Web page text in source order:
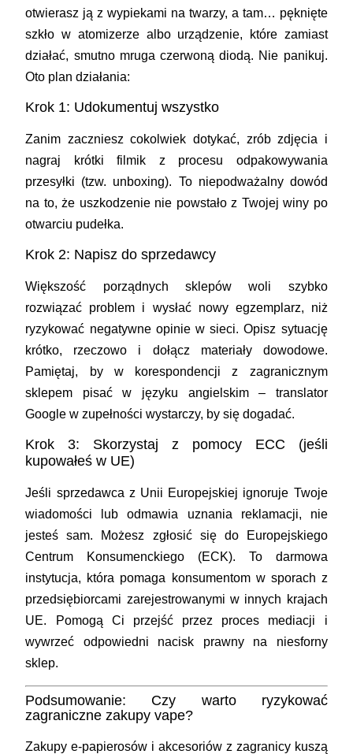
otwierasz ją z wypiekami na twarzy, a tam… pęknięte
szkło w atomizerze albo urządzenie, które zamiast
działać, smutno mruga czerwoną diodą. Nie panikuj.
Oto plan działania:
Krok 1: Udokumentuj wszystko
Zanim zaczniesz cokolwiek dotykać, zrób zdjęcia i
nagraj krótki filmik z procesu odpakowywania
przesyłki (tzw. unboxing). To niepodważalny dowód
na to, że uszkodzenie nie powstało z Twojej winy po
otwarciu pudełka.
Krok 2: Napisz do sprzedawcy
Większość porządnych sklepów woli szybko
rozwiązać problem i wysłać nowy egzemplarz, niż
ryzykować negatywne opinie w sieci. Opisz sytuację
krótko, rzeczowo i dołącz materiały dowodowe.
Pamiętaj, by w korespondencji z zagranicznym
sklepem pisać w języku angielskim – translator
Google w zupełności wystarczy, by się dogadać.
Krok 3: Skorzystaj z pomocy ECC (jeśli
kupowałeś w UE)
Jeśli sprzedawca z Unii Europejskiej ignoruje Twoje
wiadomości lub odmawia uznania reklamacji, nie
jesteś sam. Możesz zgłosić się do
Europejskiego
Centrum Konsumenckiego (ECK). To darmowa
instytucja, która pomaga konsumentom w sporach z
przedsiębiorcami zarejestrowanymi w innych krajach
UE. Pomogą Ci przejść przez proces mediacji i
wywrzeć odpowiedni nacisk prawny na niesforny
sklep.
Podsumowanie: Czy warto ryzykować
zagraniczne zakupy vape?
Zakupy e-papierosów i akcesoriów z zagranicy kuszą